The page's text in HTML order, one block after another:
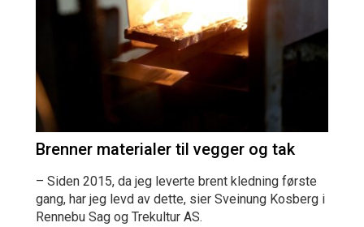
Brenner materialer til vegger og tak
– Siden 2015, da jeg leverte brent kledning første
gang, har jeg levd av dette, sier Sveinung Kosberg i
Rennebu Sag og Trekultur AS.